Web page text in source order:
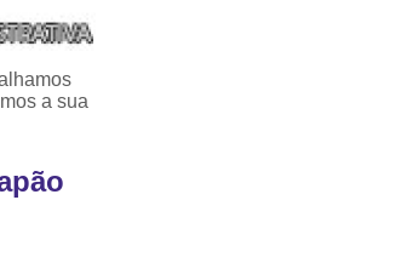
para Impressão Térmica Minas Gerais
para Etiquetadora Santa Catarina
para Impressora de Etiqueta Rio de Janeiro
a sua